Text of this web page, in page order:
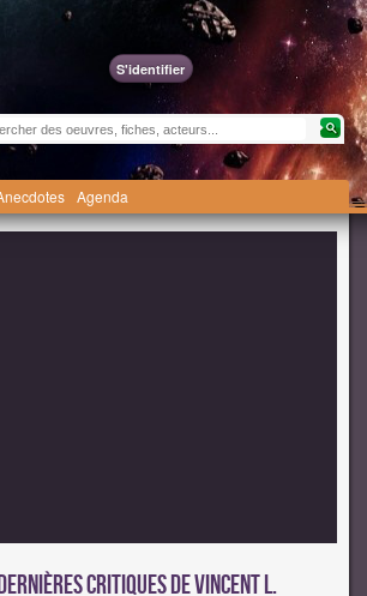
S'identifier
Agenda
critiques de Vincent L.